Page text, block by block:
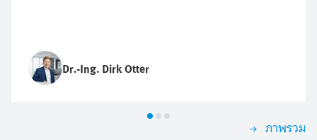
Dr.-Ing. Dirk Otter
ภาพรวม